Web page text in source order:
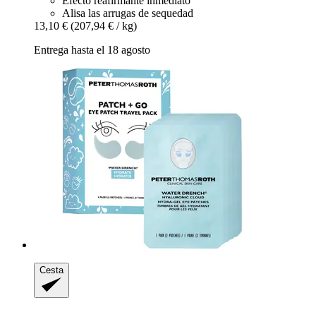
Alisa las arrugas de sequedad
13,10 € (207,94 € / kg)
Entrega hasta el 18 agosto
Cesta